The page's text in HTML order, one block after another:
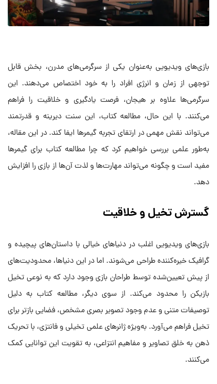
بازی‌های ویدیویی به‌عنوان یکی از سرگرمی‌های مدرن، بخش قابل
توجهی از زمان و انرژی افراد را به خود اختصاص می‌دهند. این
سرگرمی‌ها علاوه بر هیجان، فرصت یادگیری و خلاقیت را فراهم
می‌کنند. با این حال، مطالعه کتاب، این سنت دیرینه و قدرتمند
می‌تواند نقش مهمی در ارتقای تجربه گیمرها ایفا کند. در این مقاله،
به‌طور علمی بررسی خواهیم کرد که چرا مطالعه کتاب برای گیمرها
مفید است و چگونه می‌تواند مهارت‌ها و لذت آن‌ها از بازی را افزایش
دهد.
گسترش تخیل و خلاقیت
بازی‌های ویدیویی اغلب در دنیاهای خیالی با داستان‌های پیچیده و
گرافیک خیره‌کننده طراحی می‌شوند. اما در این دنیاها، محدودیت‌های
از پیش تعیین‌شده توسط طراحان بازی وجود دارد که به نوعی تخیل
بازیکن را محدود می‌کند. از سوی دیگر، مطالعه کتاب به دلیل
توصیفات متنی و عدم وجود تصویر بصری مشخص، فضایی بازتر برای
تخیل فراهم می‌آورد. به‌ویژه ژانرهای علمی‌ تخیلی و فانتزی، با تحریک
ذهن به خلق تصاویر و مفاهیم انتزاعی، به تقویت این توانایی کمک
می‌کنند.